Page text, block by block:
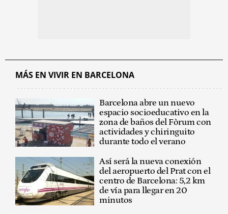
MÁS EN VIVIR EN BARCELONA
Barcelona abre un nuevo
espacio socioeducativo en la
zona de baños del Fòrum con
actividades y chiringuito
durante todo el verano
Así será la nueva conexión
del aeropuerto del Prat con el
centro de Barcelona: 5,2 km
de vía para llegar en 20
minutos